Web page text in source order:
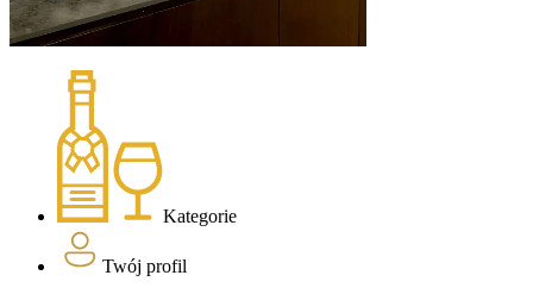
Kategorie
Twój profil